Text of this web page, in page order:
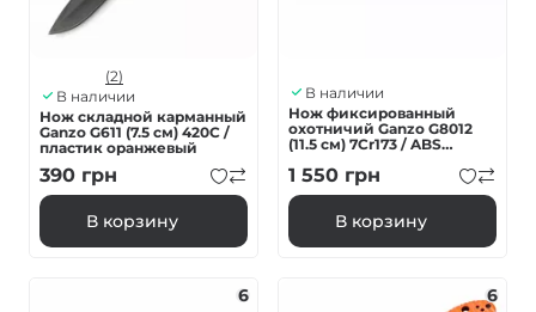
(2)
В наличии
Нож складной карманный
Ganzo G611 (7.5 см) 420C /
пластик оранжевый
390 грн
В корзину
В наличии
Нож фиксированный
охотничий Ganzo G8012
(11.5 см) 7Cr173 / ABS
1 550 грн
В корзину
6
6